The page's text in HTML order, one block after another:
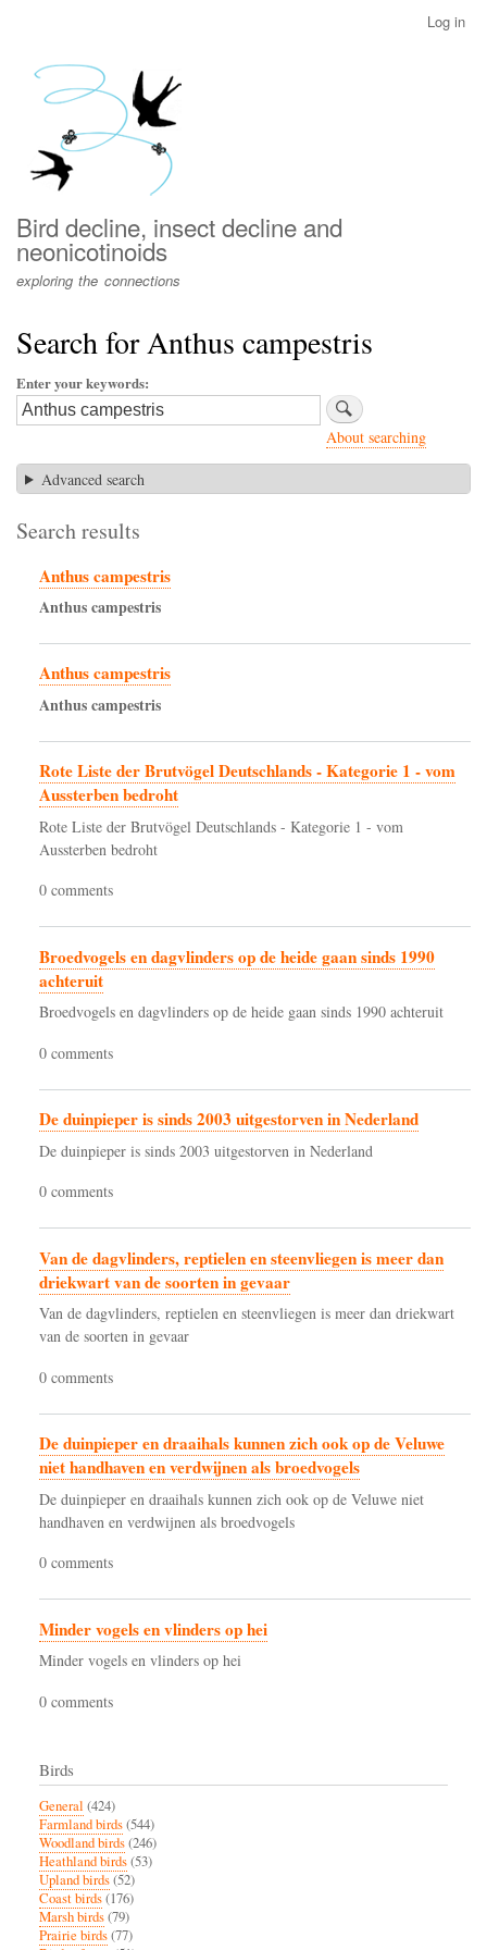
menu
Log in
Bird decline, insect decline and
neonicotinoids
exploring the connections
Search for Anthus campestris
Enter your keywords
About searching
Advanced search
Search results
Anthus campestris
Anthuscampestris
Anthus campestris
Anthuscampestris
Rote Liste der Brutvögel Deutschlands - Kategorie 1 - vom
Aussterben bedroht
Rote Liste der Brutvögel Deutschlands - Kategorie 1 - vom
Aussterben bedroht
0 comments
Broedvogels en dagvlinders op de heide gaan sinds 1990
achteruit
Broedvogels en dagvlinders op de heide gaan sinds 1990 achteruit
0 comments
De duinpieper is sinds 2003 uitgestorven in Nederland
De duinpieper is sinds 2003 uitgestorven in Nederland
0 comments
Van de dagvlinders, reptielen en steenvliegen is meer dan
driekwart van de soorten in gevaar
Van de dagvlinders, reptielen en steenvliegen is meer dan driekwart
van de soorten in gevaar
0 comments
De duinpieper en draaihals kunnen zich ook op de Veluwe
niet handhaven en verdwijnen als broedvogels
De duinpieper en draaihals kunnen zich ook op de Veluwe niet
handhaven en verdwijnen als broedvogels
0 comments
Minder vogels en vlinders op hei
Minder vogels en vlinders op hei
0 comments
Birds
General (424)
Farmland birds(544)
Woodland birds(246)
Heathland birds(53)
Upland birds(52)
Coast birds(176)
Marsh birds(79)
Prairie birds(77)